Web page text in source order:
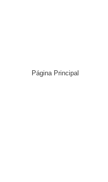
Página Principal